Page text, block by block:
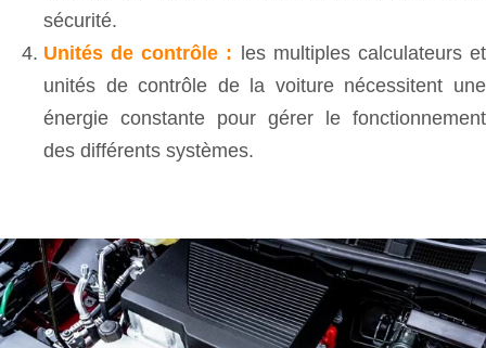
sécurité.
Unités de contrôle : les multiples calculateurs et
unités de contrôle de la voiture nécessitent une
énergie constante pour gérer le fonctionnement
des différents systèmes.